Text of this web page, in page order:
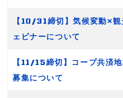
【10/31締切】気候変動×
ェビナーについて
【11/15締切】コープ共済
募集について